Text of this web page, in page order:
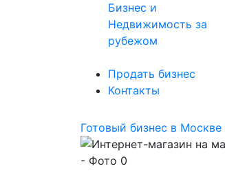
Бизнес и
Недвижимость за
рубежом
Продать бизнес
Контакты
Готовый бизнес в Москве